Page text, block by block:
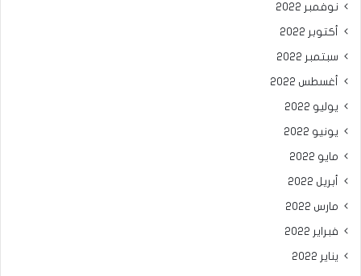
نوفمبر 2022
أكتوبر 2022
سبتمبر 2022
أغسطس 2022
يوليو 2022
يونيو 2022
مايو 2022
أبريل 2022
مارس 2022
فبراير 2022
يناير 2022